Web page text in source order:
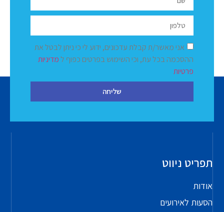
אני מאשר/ת קבלת עדכונים, ידוע לי כי ניתן לבטל את
ההסכמה בכל עת, וכי השימוש בפרטים כפוף למדיניות
פרטיות
שליחה
תפריט ניווט
אודות
הסעות לאירועים